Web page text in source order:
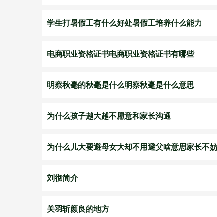
学生打暑假工有什么好处暑假工培养什么能力
电商职业资格证书电商职业资格证书有哪些
明察秋毫的秋毫是什么明察秋毫是什么意思
为什么孩子越大越不愿意和家长沟通
为什么儿大要避母女大却不用避父啥意思家长不
刘彻简介
关羽斩颜良的地方